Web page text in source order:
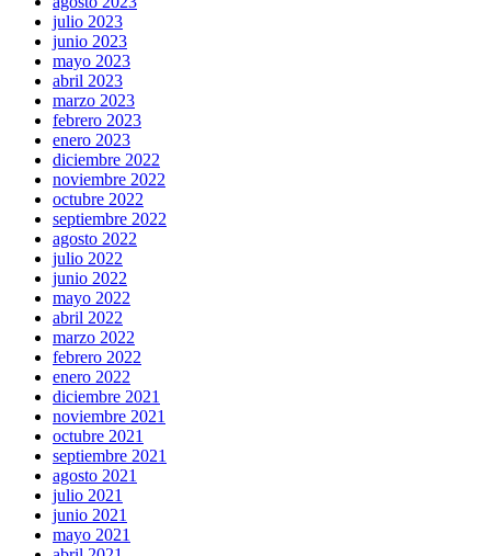
julio 2023
junio 2023
mayo 2023
abril 2023
marzo 2023
febrero 2023
enero 2023
diciembre 2022
noviembre 2022
octubre 2022
septiembre 2022
agosto 2022
julio 2022
junio 2022
mayo 2022
abril 2022
marzo 2022
febrero 2022
enero 2022
diciembre 2021
noviembre 2021
octubre 2021
septiembre 2021
agosto 2021
julio 2021
junio 2021
mayo 2021